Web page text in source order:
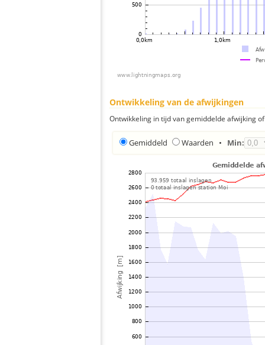
Ontwikkeling van de afwijkingen
Ontwikkeling in tijd van gemiddelde afwijking
Gemiddeld Waarden • Min: